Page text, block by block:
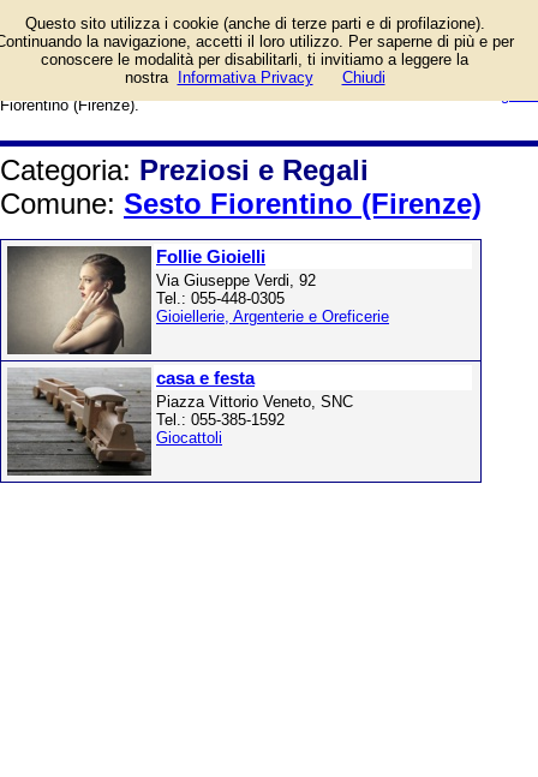
orologerie, bigiotterie, articoli da
regalo, piante e fiori, giocattoli,
bomboniere, acquari ed animali.
Elenco per il Comune di Sesto
Fiorentino (Firenze).
Categoria: Preziosi e Regali
Comune: Sesto Fiorentino (Firenze)
Follie Gioielli
Via Giuseppe Verdi, 92
Tel.: 055-448-0305
Gioiellerie, Argenterie e Oreficerie
casa e festa
Piazza Vittorio Veneto, SNC
Tel.: 055-385-1592
Giocattoli
Questo sito utilizza i cookie (anche di terze parti e di profilazione).
la navigazione, accetti il loro utilizzo. Per saperne di più e per
conoscere le modalità per disabilitarli, ti invitiamo a leggere la
nostra
Informativa Privacy Chiudi